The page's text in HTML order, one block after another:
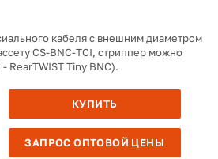
кабеля с внешним диаметром
CS-BNC-TCI, стриппер можно
RearTWIST Tiny BNC).
КУПИТЬ
ЗАПРОС ОПТОВОЙ ЦЕНЫ